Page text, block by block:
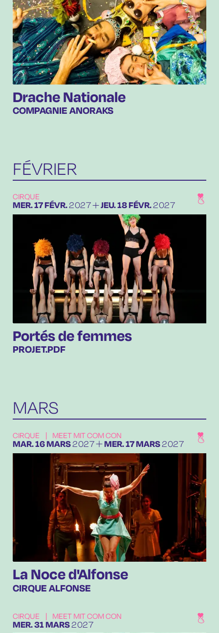
Drache Nationale
COMPAGNIE ANORAKS
FÉVRIER
CIRQUE
DU
MERCREDI
MER.17FÉVRIER
FÉVR.2027 AU
JEUDI
JEU.18FÉVRIER
FÉVR.2027
Portés de femmes
PROJET.PDF
MARS
CIRQUE MEET MIT COM CON
DU
MARDI
MAR.16MARS
MARS2027 AU
MERCREDI
MER.17MARS
MARS2027
La Noce d'Alfonse
CIRQUE ALFONSE
CIRQUE MEET MIT COM CON
MERCREDI
MER.31 MARS
MARS2027